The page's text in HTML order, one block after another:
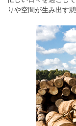
りや空間が生み出す